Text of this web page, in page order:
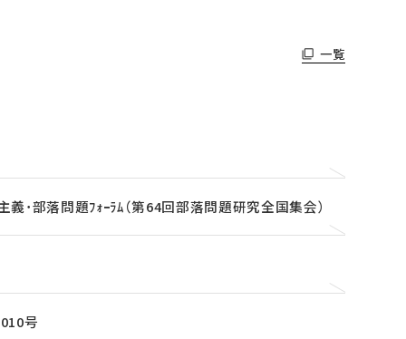
一覧
部落問題ﾌｫｰﾗﾑ（第64回部落問題研究全国集会）
号